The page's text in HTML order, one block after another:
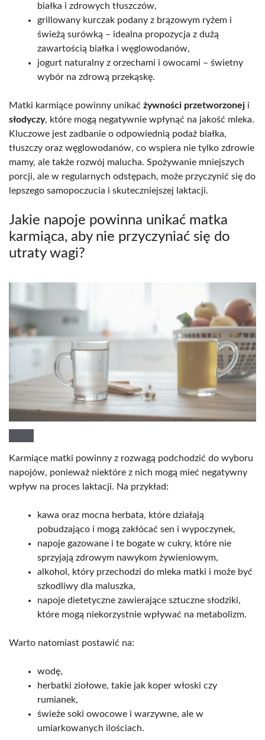
białka i zdrowych tłuszczów,
grillowany kurczak podany z brązowym ryżem i
świeżą surówką – idealna propozycja z dużą
zawartością białka i węglowodanów,
jogurt naturalny z orzechami i owocami – świetny
wybór na zdrową przekąskę.
Matki karmiące powinny unikać żywności przetworzonej i
słodyczy, które mogą negatywnie wpłynąć na jakość mleka.
Kluczowe jest zadbanie o odpowiednią podaż białka,
tłuszczy oraz węglowodanów, co wspiera nie tylko zdrowie
mamy, ale także rozwój malucha. Spożywanie mniejszych
porcji, ale w regularnych odstępach, może przyczynić się do
lepszego samopoczucia i skuteczniejszej laktacji.
Jakie napoje powinna unikać matka
karmiąca, aby nie przyczyniać się do
utraty wagi?
Karmiące matki powinny z rozwagą podchodzić do wyboru
napojów, ponieważ niektóre z nich mogą mieć negatywny
wpływ na proces laktacji. Na przykład:
kawa oraz mocna herbata, które działają
pobudzająco i mogą zakłócać sen i wypoczynek,
napoje gazowane i te bogate w cukry, które nie
sprzyjają zdrowym nawykom żywieniowym,
alkohol, który przechodzi do mleka matki i może być
szkodliwy dla maluszka,
napoje dietetyczne zawierające sztuczne słodziki,
które mogą niekorzystnie wpływać na metabolizm.
Warto natomiast postawić na:
wodę,
herbatki ziołowe, takie jak koper włoski czy
rumianek,
świeże soki owocowe i warzywne, ale w
umiarkowanych ilościach.